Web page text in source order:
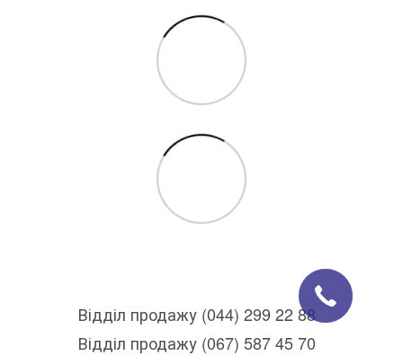
Відділ продажу (044) 299 22 88
Відділ продажу (067) 587 45 70